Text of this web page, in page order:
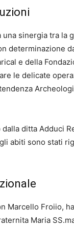
sinergia tra la
determinazione
e della
le delicate
ditta Adduci
abiti sono stati
Marcello Froiio,
Maria